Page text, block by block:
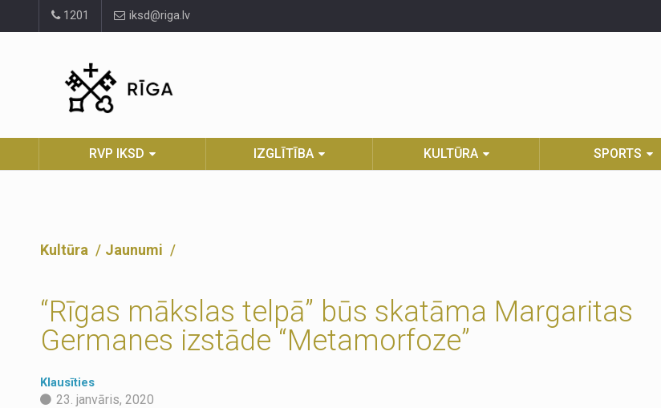
1201 iksd@riga.lv
RVP IKSD IZGLĪTĪBA KULTŪRA SPORTS
Kultūra Jaunumi
“Rīgas mākslas telpā” būs skatāma Margaritas
Germanes izstāde “Metamorfoze”
Klausīties
23. janvāris, 2020